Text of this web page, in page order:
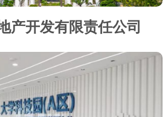
产开发有限责任公司